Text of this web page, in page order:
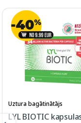
Uztura bagātinātājs
LYL BIOTIC